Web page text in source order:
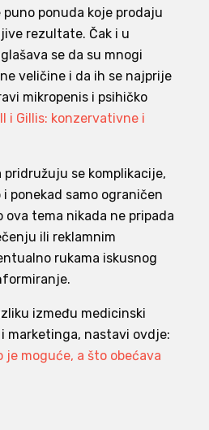
ponuda koje prodaju
rezultate. Čak i u
se da su mnogi
veličine i da ih se najprije
mikropenis i psihičko
i Gillis: konzervativne i
se komplikacije,
ponekad samo ograničen
tema nikada ne pripada
ili reklamnim
rukama iskusnog
između medicinski
marketinga, nastavi ovdje:
je moguće, a što obećava